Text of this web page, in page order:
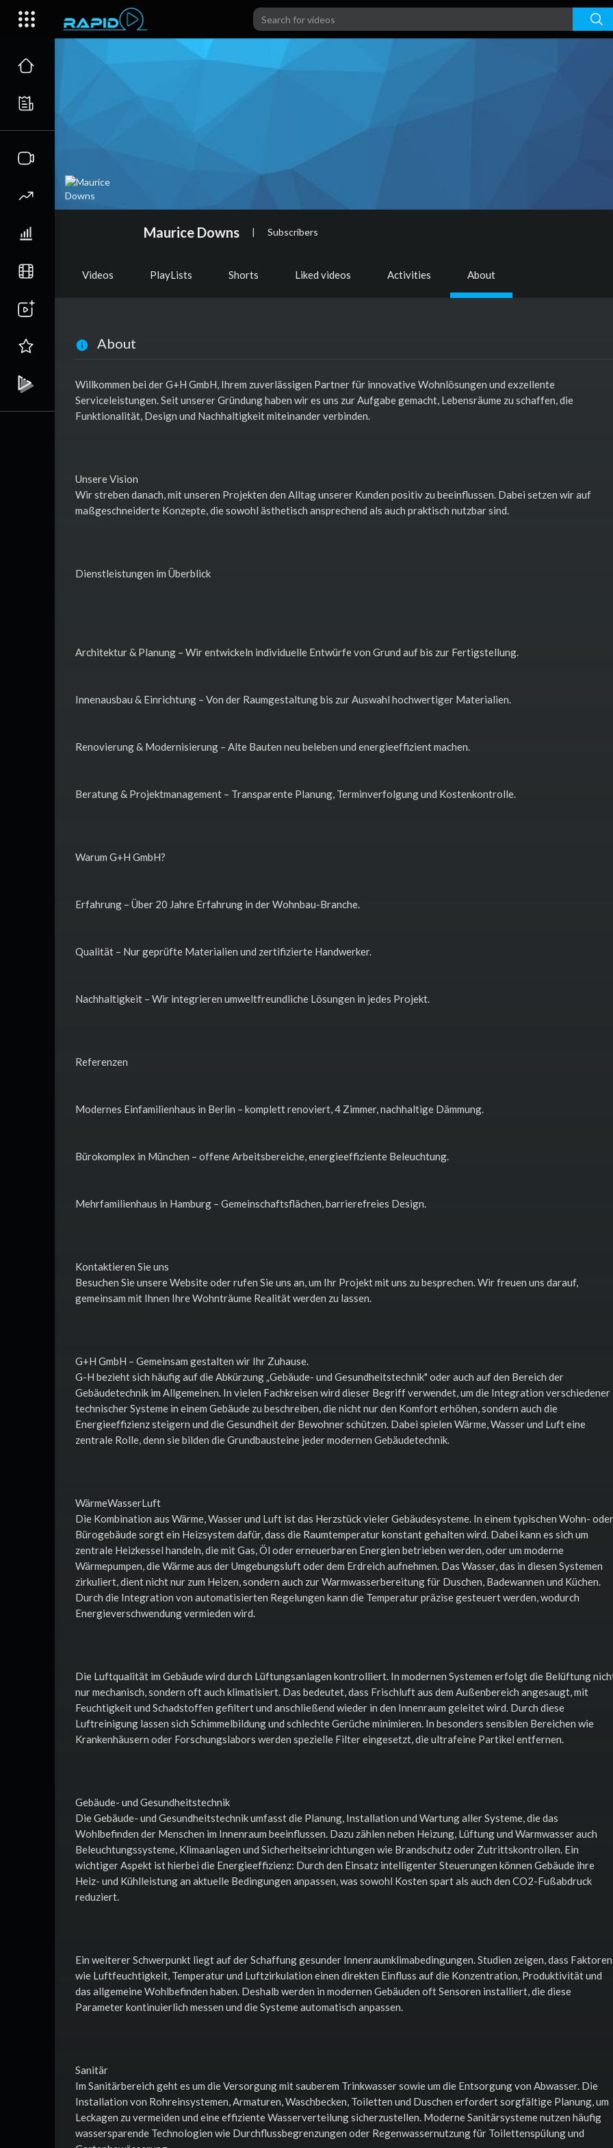
Maurice Downs | Subscribers
Videos PlayLists Shorts Liked videos Activities About
About
Willkommen bei der G+H GmbH, Ihrem zuverlässigen Partner für innovative Wohnlösungen und exzellente
Serviceleistungen. Seit unserer Gründung haben wir es uns zur Aufgabe gemacht, Lebensräume zu schaffen, die
Funktionalität, Design und Nachhaltigkeit miteinander verbinden.
Unsere Vision
Wir streben danach, mit unseren Projekten den Alltag unserer Kunden positiv zu beeinflussen. Dabei setzen wir auf
maßgeschneiderte Konzepte, die sowohl ästhetisch ansprechend als auch praktisch nutzbar sind.
Dienstleistungen im Überblick
Architektur & Planung – Wir entwickeln individuelle Entwürfe von Grund auf bis zur Fertigstellung.
Innenausbau & Einrichtung – Von der Raumgestaltung bis zur Auswahl hochwertiger Materialien.
Renovierung & Modernisierung – Alte Bauten neu beleben und energieeffizient machen.
Beratung & Projektmanagement – Transparente Planung, Terminverfolgung und Kostenkontrolle.
Warum G+H GmbH?
Erfahrung – Über 20 Jahre Erfahrung in der Wohnbau-Branche.
Qualität – Nur geprüfte Materialien und zertifizierte Handwerker.
Nachhaltigkeit – Wir integrieren umweltfreundliche Lösungen in jedes Projekt.
Referenzen
Modernes Einfamilienhaus in Berlin – komplett renoviert, 4 Zimmer, nachhaltige Dämmung.
Bürokomplex in München – offene Arbeitsbereiche, energieeffiziente Beleuchtung.
Mehrfamilienhaus in Hamburg – Gemeinschaftsflächen, barrierefreies Design.
Kontaktieren Sie uns
Besuchen Sie unsere Website oder rufen Sie uns an, um Ihr Projekt mit uns zu besprechen. Wir freuen uns darauf,
gemeinsam mit Ihnen Ihre Wohnträume Realität werden zu lassen.
G+H GmbH – Gemeinsam gestalten wir Ihr Zuhause.
G-H bezieht sich häufig auf die Abkürzung „Gebäude- und Gesundheitstechnik" oder auch auf den Bereich der
Gebäudetechnik im Allgemeinen. In vielen Fachkreisen wird dieser Begriff verwendet, um die Integration verschiedener
technischer Systeme in einem Gebäude zu beschreiben, die nicht nur den Komfort erhöhen, sondern auch die
Energieeffizienz steigern und die Gesundheit der Bewohner schützen. Dabei spielen Wärme, Wasser und Luft eine
zentrale Rolle, denn sie bilden die Grundbausteine jeder modernen Gebäudetechnik.
WärmeWasserLuft
Die Kombination aus Wärme, Wasser und Luft ist das Herzstück vieler Gebäudesysteme. In einem typischen Wohn- oder
Bürogebäude sorgt ein Heizsystem dafür, dass die Raumtemperatur konstant gehalten wird. Dabei kann es sich um
zentrale Heizkessel handeln, die mit Gas, Öl oder erneuerbaren Energien betrieben werden, oder um moderne
Wärmepumpen, die Wärme aus der Umgebungsluft oder dem Erdreich aufnehmen. Das Wasser, das in diesen Systemen
zirkuliert, dient nicht nur zum Heizen, sondern auch zur Warmwasserbereitung für Duschen, Badewannen und Küchen.
Durch die Integration von automatisierten Regelungen kann die Temperatur präzise gesteuert werden, wodurch
Energieverschwendung vermieden wird.
Die Luftqualität im Gebäude wird durch Lüftungsanlagen kontrolliert. In modernen Systemen erfolgt die Belüftung
nur mechanisch, sondern oft auch klimatisiert. Das bedeutet, dass Frischluft aus dem Außenbereich angesaugt, mit
Feuchtigkeit und Schadstoffen gefiltert und anschließend wieder in den Innenraum geleitet wird. Durch diese
Luftreinigung lassen sich Schimmelbildung und schlechte Gerüche minimieren. In besonders sensiblen Bereichen wie
Krankenhäusern oder Forschungslabors werden spezielle Filter eingesetzt, die ultrafeine Partikel entfernen.
Gebäude- und Gesundheitstechnik
Die Gebäude- und Gesundheitstechnik umfasst die Planung, Installation und Wartung aller Systeme, die das
Wohlbefinden der Menschen im Innenraum beeinflussen. Dazu zählen neben Heizung, Lüftung und Warmwasser auch
Beleuchtungssysteme, Klimaanlagen und Sicherheitseinrichtungen wie Brandschutz oder Zutrittskontrollen. Ein
wichtiger Aspekt ist hierbei die Energieeffizienz: Durch den Einsatz intelligenter Steuerungen können Gebäude ihre
Heiz- und Kühlleistung an aktuelle Bedingungen anpassen, was sowohl Kosten spart als auch den CO2-Fußabdruck
reduziert.
Ein weiterer Schwerpunkt liegt auf der Schaffung gesunder Innenraumklimabedingungen. Studien zeigen, dass Faktoren
wie Luftfeuchtigkeit, Temperatur und Luftzirkulation einen direkten Einfluss auf die Konzentration, Produktivität und
das allgemeine Wohlbefinden haben. Deshalb werden in modernen Gebäuden oft Sensoren installiert, die diese
Parameter kontinuierlich messen und die Systeme automatisch anpassen.
Sanitär
Im Sanitärbereich geht es um die Versorgung mit sauberem Trinkwasser sowie um die Entsorgung von Abwasser. Die
Installation von Rohreinsystemen, Armaturen, Waschbecken, Toiletten und Duschen erfordert sorgfältige Planung, um
Leckagen zu vermeiden und eine effiziente Wasserverteilung sicherzustellen. Moderne Sanitärsysteme nutzen häufig
wassersparende Technologien wie Durchflussbegrenzungen oder Regenwassernutzung für Toilettenspülung und